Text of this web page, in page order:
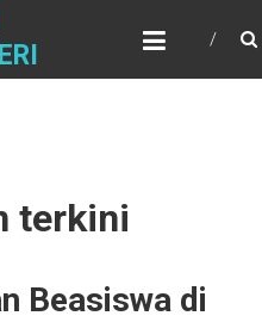
terkini
Beasiswa di